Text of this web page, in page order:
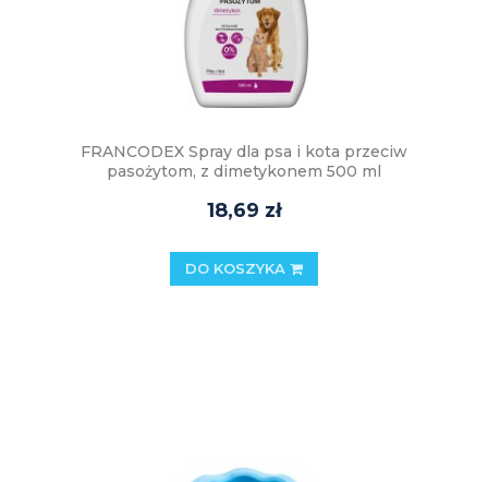
FRANCODEX Spray dla psa i kota przeciw
pasożytom, z dimetykonem 500 ml
18,69 zł
DO KOSZYKA